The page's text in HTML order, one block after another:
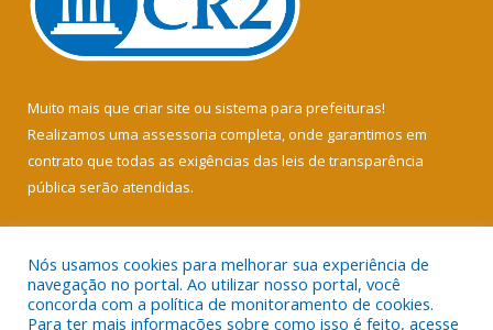
Muito mais que criar site ou sistema para prefeituras!
Realizamos uma assessoria completa, onde garantimos em
contrato que todas as exigências das leis de transparência
pública serão atendidas.
Nós usamos cookies para melhorar sua experiência de
navegação no portal. Ao utilizar nosso portal, você
concorda com a política de monitoramento de cookies.
Para ter mais informações sobre como isso é feito, acesse